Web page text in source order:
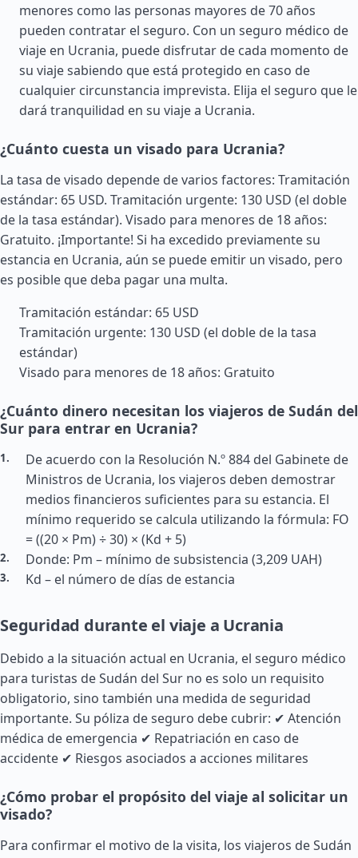
menores como las personas mayores de 70 años
pueden contratar el seguro. Con un seguro médico de
viaje en Ucrania, puede disfrutar de cada momento de
su viaje sabiendo que está protegido en caso de
cualquier circunstancia imprevista. Elija el seguro que le
dará tranquilidad en su viaje a Ucrania.
¿Cuánto cuesta un visado para Ucrania?
La tasa de visado depende de varios factores: Tramitación
estándar: 65 USD. Tramitación urgente: 130 USD (el doble
de la tasa estándar). Visado para menores de 18 años:
Gratuito. ¡Importante! Si ha excedido previamente su
estancia en Ucrania, aún se puede emitir un visado, pero
es posible que deba pagar una multa.
Tramitación estándar: 65 USD
Tramitación urgente: 130 USD (el doble de la tasa
estándar)
Visado para menores de 18 años: Gratuito
¿Cuánto dinero necesitan los viajeros de Sudán del
Sur para entrar en Ucrania?
De acuerdo con la Resolución N.º 884 del Gabinete de
Ministros de Ucrania, los viajeros deben demostrar
medios financieros suficientes para su estancia. El
mínimo requerido se calcula utilizando la fórmula: FO
= ((20 × Pm) ÷ 30) × (Kd + 5)
Donde: Pm – mínimo de subsistencia (3,209 UAH)
Kd – el número de días de estancia
Seguridad durante el viaje a Ucrania
Debido a la situación actual en Ucrania, el seguro médico
para turistas deSudán del Sur no es solo un requisito
obligatorio, sino también una medida de seguridad
importante. Su póliza de seguro debe cubrir: ✔ Atención
médica de emergencia ✔ Repatriación en caso de
accidente ✔ Riesgos asociados a acciones militares
¿Cómo probar el propósito del viaje al solicitar un
visado?
Para confirmar el motivo de la visita, los viajeros deSudán